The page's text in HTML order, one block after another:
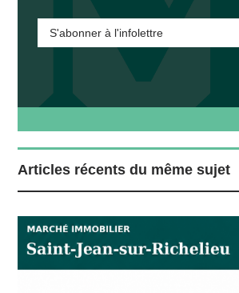
S'abonner à l'infolettre
Articles récents du même sujet